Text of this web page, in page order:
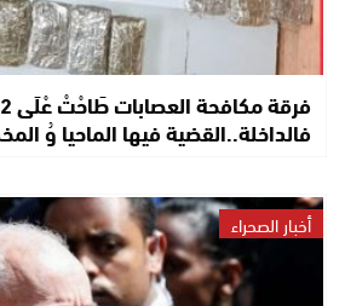
فالداخلة..القضية فيها الماحيا وُ
أخبار الصحراء